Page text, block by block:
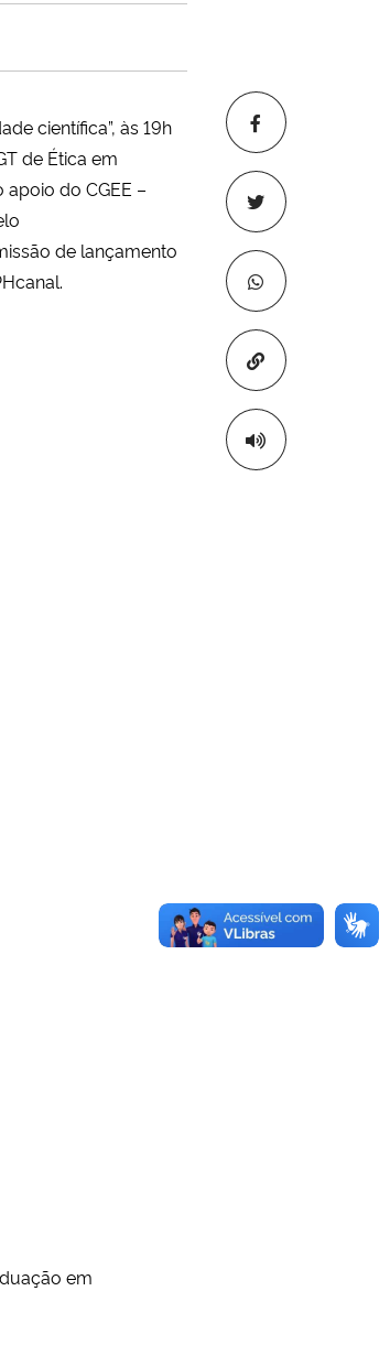
Copiar para
científica”, às 19h
de Ética em
apoio do CGEE –
de lançamento
.
em